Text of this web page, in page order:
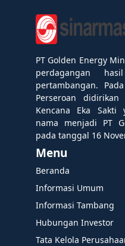
PT Golden Energy
perdagangan
pertambangan.
Perseroan
Kencana Eka Sakti
nama menjadi PT
pada tanggal 16
Menu
Beranda
Informasi Umum
Informasi Tambang
Hubungan Investor
Tata Kelola